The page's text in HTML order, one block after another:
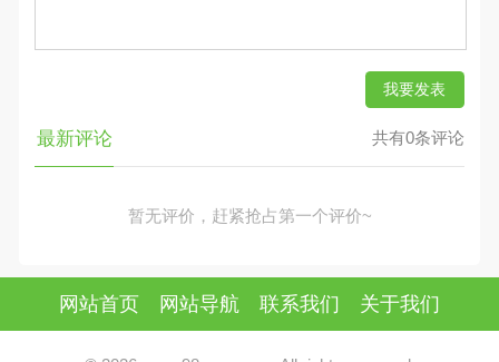
我要发表
最新评论 共有0条评论
暂无评价，赶紧抢占第一个评价~
网站首页 网站导航 联系我们 关于我们